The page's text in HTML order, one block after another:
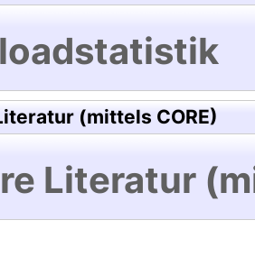
(mittels CORE)
Literatur